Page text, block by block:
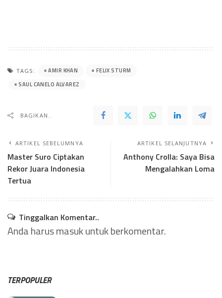
TAGS: AMIR KHAN
FELIX STURM
SAUL CANELO ALVAREZ
BAGIKAN..
ARTIKEL SEBELUMNYA
Master Suro Ciptakan
Rekor Juara Indonesia
Tertua
ARTIKEL SELANJUTNYA
Anthony Crolla: Saya Bisa
Mengalahkan Loma
Tinggalkan Komentar..
Anda harusmasukuntuk berkomentar.
TERPOPULER